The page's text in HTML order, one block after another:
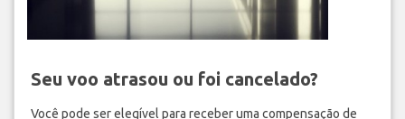
Seu voo atrasou ou foi cancelado?
Você pode ser elegível para receber uma compensação de